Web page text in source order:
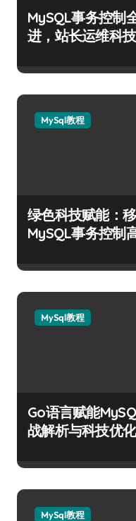
MySQL事务控制
进，站长运维科
MySql教程
绿色科技赋能：
MySQL事务控制
MySql教程
Go语言赋能
战解析与科技优
MySql教程